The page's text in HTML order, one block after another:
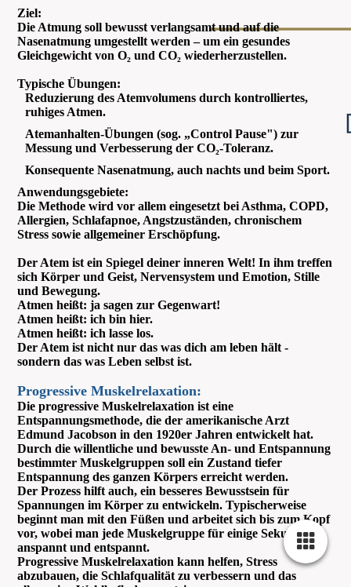
Ziel:
Die Atmung soll bewusst verlangsamt und auf die
Nasenatmung umgestellt werden – um ein gesundes
Gleichgewicht von O₂ und CO₂ wiederherzustellen.
Typische Übungen:
Reduzierung des Atemvolumens durch kontrolliertes,
ruhiges Atmen.
Atemanhalten-Übungen (sog. „Control Pause") zur
Messung und Verbesserung der CO₂-Toleranz.
Konsequente Nasenatmung, auch nachts und beim Sport.
Anwendungsgebiete:
Die Methode wird vor allem eingesetzt bei Asthma, COPD,
Allergien, Schlafapnoe, Angstzuständen, chronischem
Stress sowie allgemeiner Erschöpfung.
Der Atem ist ein Spiegel deiner inneren Welt! In ihm treffen
sich Körper und Geist, Nervensystem und Emotion, Stille
und Bewegung.
Atmen heißt: ja sagen zur Gegenwart!
Atmen heißt: ich bin hier.
Atmen heißt: ich lasse los.
Der Atem ist nicht nur das was dich am leben hält -
sondern das was Leben selbst ist.
Progressive Muskelrelaxation:
Die progressive Muskelrelaxationist eine
Entspannungsmethode, die der amerikanische Arzt
Edmund Jacobson in den 1920er Jahren entwickelt hat.
Durch die willentliche und bewusste An- und Entspannung
bestimmter Muskelgruppen soll ein Zustand tiefer
Entspannung des ganzen Körpers erreicht werden.
Der Prozess hilft auch, ein besseres Bewusstsein für
Spannungen im Körper zu entwickeln. Typischerweise
beginnt man mit den Füßen und arbeitet sich bis zum Kopf
vor, wobei man jede Muskelgruppe für einige Sekunden
anspannt und entspannt.
Progressive Muskelrelaxation kann helfen, Stress
abzubauen, die Schlafqualität zu verbessern und das